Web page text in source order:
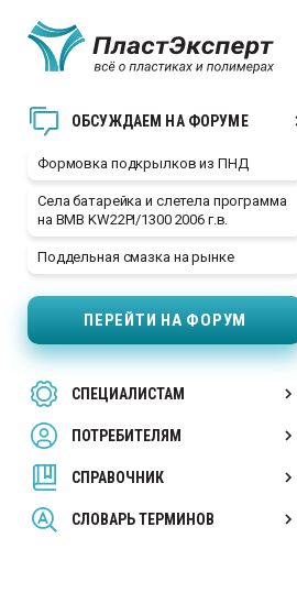
ОБСУЖДАЕМ НА ФОРУМЕ
Формовка подкрылков из ПНД
Села батарейка и слетела программа
на BMB KW22PI/1300 2006 г.в.
Поддельная смазка на рынке
ПЕРЕЙТИ НА ФОРУМ
СПЕЦИАЛИСТАМ
ПОТРЕБИТЕЛЯМ
СПРАВОЧНИК
СЛОВАРЬ ТЕРМИНОВ